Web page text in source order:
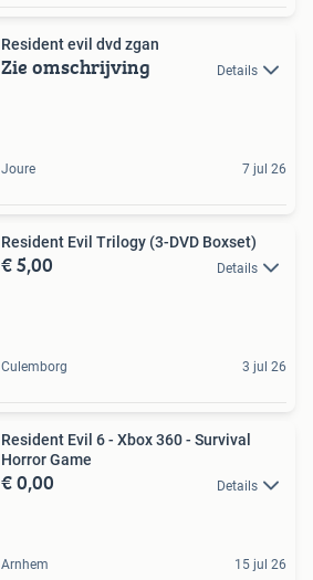
Resident evil dvd zgan
Zie omschrijving Details
Joure 7 jul 26
Resident Evil Trilogy (3-DVD Boxset)
€ 5,00 Details
Culemborg 3 jul 26
Resident Evil 6 - Xbox 360 - Survival
Horror Game
€ 0,00 Details
Arnhem 15 jul 26